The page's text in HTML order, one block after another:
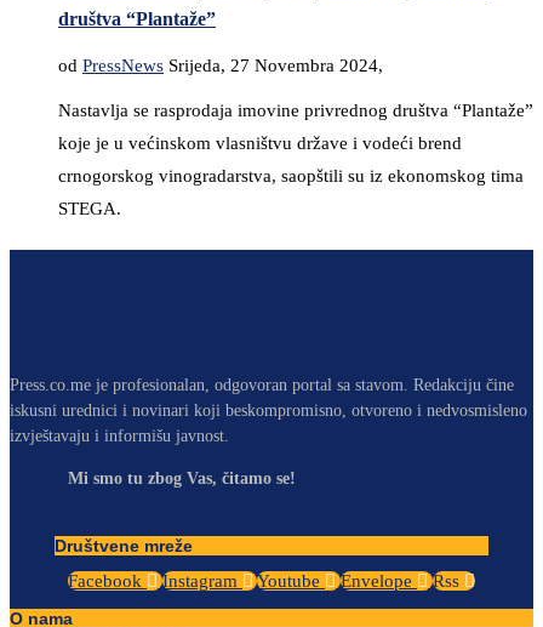
društva “Plantaže”
od PressNews Srijeda, 27 Novembra 2024,
Nastavlja se rasprodaja imovine privrednog društva “Plantaže”
koje je u većinskom vlasništvu države i vodeći brend
crnogorskog vinogradarstva, saopštili su iz ekonomskog tima
STEGA.
Press.co.me je profesionalan, odgovoran portal sa stavom. Redakciju čine
iskusni urednici i novinari koji beskompromisno, otvoreno i nedvosmisleno
izvještavaju i informišu javnost.
Mi smo tu zbog Vas, čitamo se!
Društvene mreže
Facebook
Instagram Youtube Envelope
Rss
O nama